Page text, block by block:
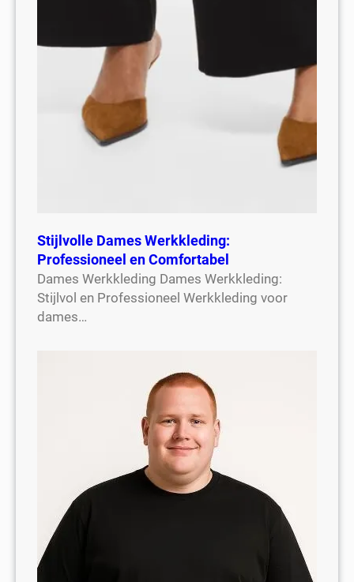
Stijlvolle Dames Werkkleding:
Professioneel en Comfortabel
Dames Werkkleding Dames Werkkleding:
Stijlvol en Professioneel Werkkleding voor
dames…